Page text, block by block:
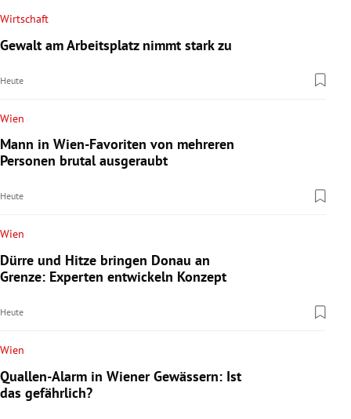
Wirtschaft
Gewalt am Arbeitsplatz nimmt stark zu
Heute
Wien
Mann in Wien-Favoriten von mehreren
Personen brutal ausgeraubt
Heute
Wien
Dürre und Hitze bringen Donau an
Grenze: Experten entwickeln Konzept
Heute
Wien
Quallen-Alarm in Wiener Gewässern: Ist
das gefährlich?